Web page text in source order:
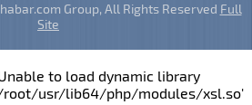
Group, All Rights Reserved Full
Site
to load dynamic library
usr/lib64/php/modules/xsl.so'